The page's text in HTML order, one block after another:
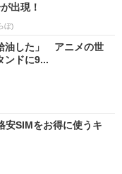
出現！
ぼ)
油した」 アニメの世
ンドに9...
安SIMをお得に使うキ